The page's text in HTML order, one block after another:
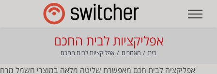
לתוכן
אפליקציות לבית החכם
בית מאמרים אפליקציות לבית החכם